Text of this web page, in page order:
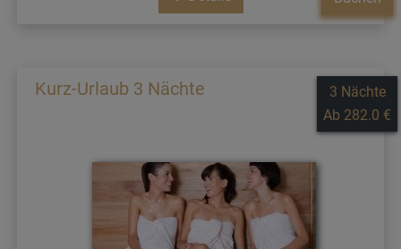
Kurz-Urlaub 3 Nächte
3 Nächte
Ab 282.0 €